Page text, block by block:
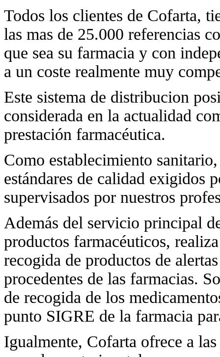
Todos los clientes de Cofarta,
las mas de 25.000 referencias
que sea su farmacia y con
a un coste realmente muy
Este sistema de distribucion
considerada en la actualidad
prestación farmacéutica.
Como establecimiento
estándares de calidad exigidos
supervisados por nuestros
Además del servicio principal
productos farmacéuticos,
recogida de productos de
procedentes de las farmacias.
de recogida de los
punto SIGRE de la farmacia
Igualmente, Cofarta ofrece a